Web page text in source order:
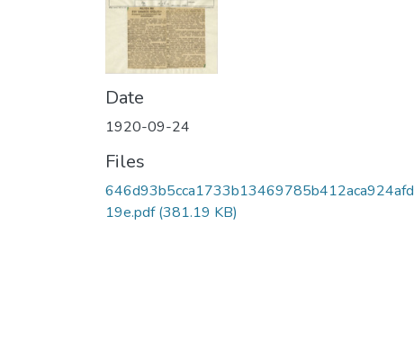
Date
1920-09-24
Files
646d93b5cca1733b13469785b412aca924afd
19e.pdf(381.19 KB)